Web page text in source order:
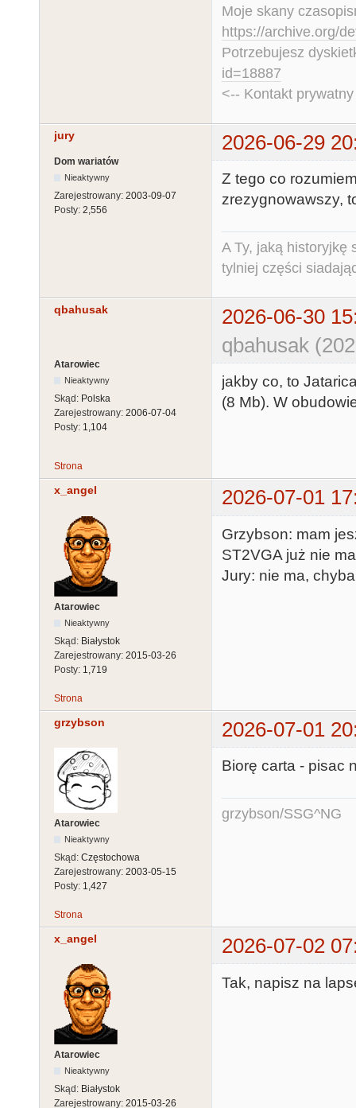
Moje skany
https://archive.org/
Potrzebujesz
id=18887
<-- Kontakt
jury 2026-06-29
Dom wariatów
Nieaktywny
Zarejestrowany: 2003-09-07
Posty: 2,556
Z tego co
zrezygnowawszy,
A Ty, jaką historyjkę
tylniej części
qbahusak
2026-06-30
qbahusak
Atarowiec
Nieaktywny
Skąd: Polska
Zarejestrowany: 2006-07-04
Posty: 1,104
jakby co, to
(8 Mb). W
Strona
x_angel 2026-07-01
Atarowiec
Nieaktywny
Skąd: Białystok
Zarejestrowany: 2015-03-26
Posty: 1,719
Grzybson: mam
ST2VGA już nie
Jury: nie ma,
Strona
grzybson 2026-07-01
Atarowiec
Nieaktywny
Skąd: Częstochowa
Zarejestrowany: 2003-05-15
Posty: 1,427
Biorę carta - pisac
grzybson/SSG^NG
Strona
x_angel 2026-07-02
Atarowiec
Nieaktywny
Skąd: Białystok
Zarejestrowany: 2015-03-26
Tak, napisz na